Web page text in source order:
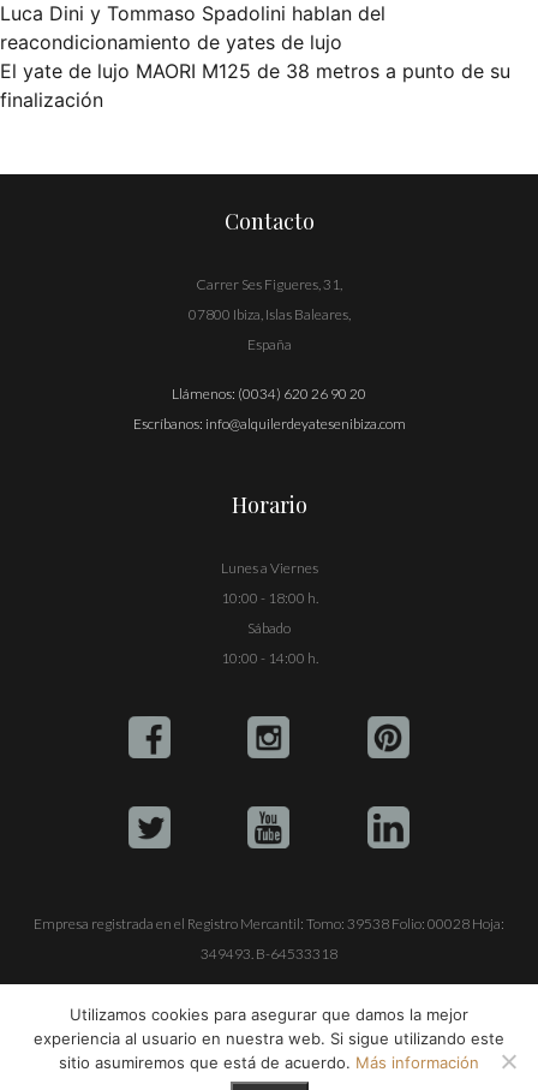
Navegación
de
Luca Dini y Tommaso Spadolini hablan del
reacondicionamiento de yates de lujo
El yate de lujo MAORI M125 de 38 metros a punto de su
finalización
Contacto
Carrer Ses Figueres, 31,
07800 Ibiza, Islas Baleares,
España
Llámenos: (0034) 620 26 90 20
Escríbanos: info@alquilerdeyatesenibiza.com
Horario
Lunes a Viernes
10:00 - 18:00 h.
Sábado
10:00 - 14:00 h.
Empresa registrada en el Registro Mercantil: Tomo: 39538 Folio: 00028 Hoja:
349493. B-64533318
ALQUILER DE YATES EN IBIZA S.L.
Utilizamos cookies para asegurar que damos la mejor
experiencia al usuario en nuestra web. Si sigue utilizando este
sitio asumiremos que está de acuerdo. Más información